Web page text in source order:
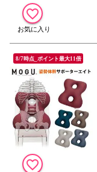
8/7時点_ポイント最大11倍